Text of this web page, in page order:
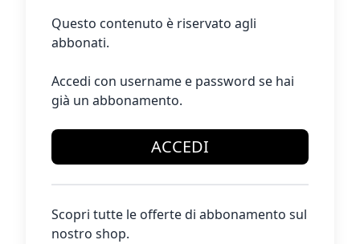
Questo contenuto è riservato agli
abbonati.
Accedi con username e password se hai
già un abbonamento.
ACCEDI
Scopri tutte le offerte di abbonamento sul
nostro shop.